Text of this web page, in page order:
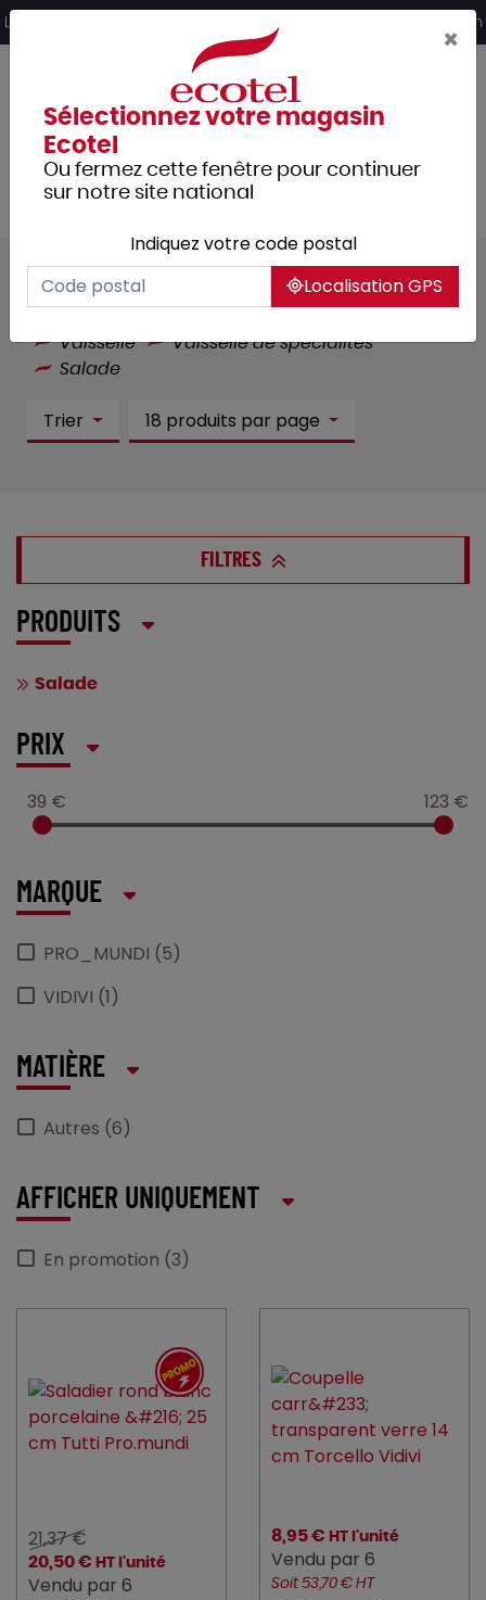
Livraison offerte dès 249€ HT d’achat et retrait 2h en magasin
Salade :6 article(s)
Vaisselle
Vaisselle de spécialités
Salade
Trier 18 produits par page
FILTRES
PRODUITS
Salade
PRIX
39 € 123 €
MARQUE
PRO_MUNDI (5)
VIDIVI (1)
MATIÈRE
Autres (6)
AFFICHER UNIQUEMENT
En promotion (3)
21,37 €
20,50 € HT l'unité
Vendu par 6
8,95 € HT l'unité
Vendu par 6
Soit 53,70 € HT
×
Sélectionnez votre magasin
Ecotel
Ou fermez cette fenêtre pour continuer
sur notre site national
Indiquez votre code postal
Localisation GPS
Panneau de gestion des cookies